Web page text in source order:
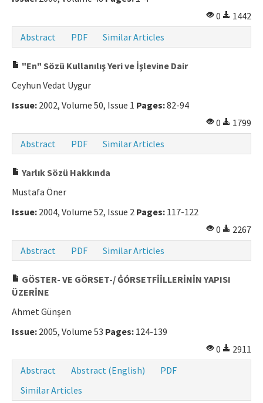
0
1442
Abstract
PDF Similar Articles
"En" Sözü Kullanılış Yeri ve İşlevine Dair
Ceyhun Vedat Uygur
Issue: 2002, Volume 50, Issue 1 Pages:82-94
0
1799
Abstract
PDF Similar Articles
Yarlık Sözü Hakkında
Mustafa Öner
Issue: 2004, Volume 52, Issue 2 Pages: 117-122
0
2267
Abstract
PDF Similar Articles
GÖSTER- VE GÖRSET-/ ĠÓRSETFİİLLERİNİN YAPISI
ÜZERİNE
Ahmet Günşen
Issue: 2005, Volume 53 Pages: 124-139
0
2911
Abstract
Abstract (English)
PDF
Similar Articles